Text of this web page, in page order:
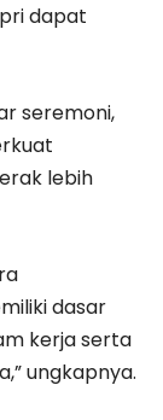
dapat
seremoni,
lebih
dasar
kerja serta
ungkapnya.